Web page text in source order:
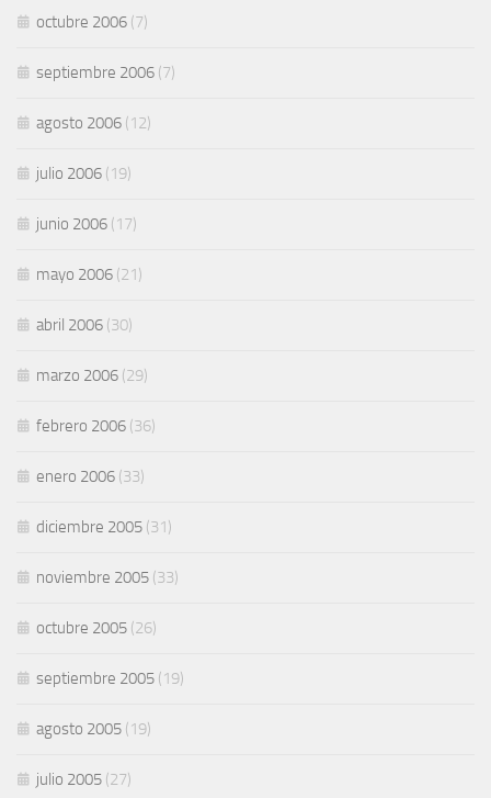
octubre 2006 (7)
septiembre 2006 (7)
agosto 2006 (12)
julio 2006 (19)
junio 2006 (17)
mayo 2006 (21)
abril 2006 (30)
marzo 2006 (29)
febrero 2006 (36)
enero 2006 (33)
diciembre 2005 (31)
noviembre 2005 (33)
octubre 2005 (26)
septiembre 2005 (19)
agosto 2005 (19)
julio 2005 (27)